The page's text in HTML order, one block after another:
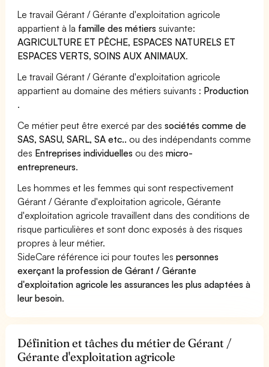
Le travail Gérant / Gérante d'exploitation agricole
appartient à la famille des métiers suivante:
AGRICULTURE ET PÊCHE, ESPACES NATURELS ET
ESPACES VERTS, SOINS AUX ANIMAUX.
Le travail Gérant / Gérante d'exploitation agricole
appartient au domaine des métiers suivants : Production
.
Ce métier peut être exercé par dessociétés comme de
SAS, SASU, SARL, SA etc.. ou des indépendants comme
des Entreprises individuelles ou desmicro-
entrepreneurs.
Les hommes et les femmes qui sont respectivement
Gérant / Gérante d'exploitation agricole, Gérante
d'exploitation agricole travaillent dans des conditions de
risque particulières et sont donc exposés à des risques
propres à leur métier.
SideCare référence ici pour toutes lespersonnes
exerçant la profession de Gérant / Gérante
d'exploitation agricole les assurances les plus adaptées à
leur besoin.
Définition et tâches du métier de Gérant /
Gérante d'exploitation agricole